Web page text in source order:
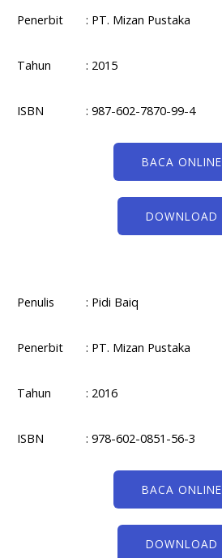
Penerbit : PT. Mizan Pustaka
Tahun : 2015
ISBN : 987-602-7870-99-4
BACA ONLINE
DOWNLOAD
Penulis : Pidi Baiq
Penerbit : PT. Mizan Pustaka
Tahun : 2016
ISBN : 978-602-0851-56-3
BACA ONLINE
DOWNLOAD